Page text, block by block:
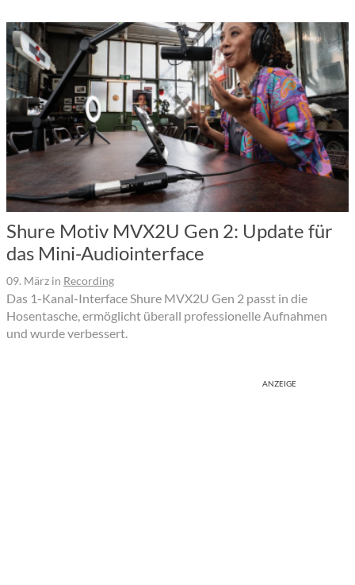
Shure Motiv MVX2U Gen 2: Update für
das Mini-Audiointerface
09. März in Recording
Das 1-Kanal-Interface Shure MVX2U Gen 2 passt in die
Hosentasche, ermöglicht überall professionelle Aufnahmen
und wurde verbessert.
ANZEIGE